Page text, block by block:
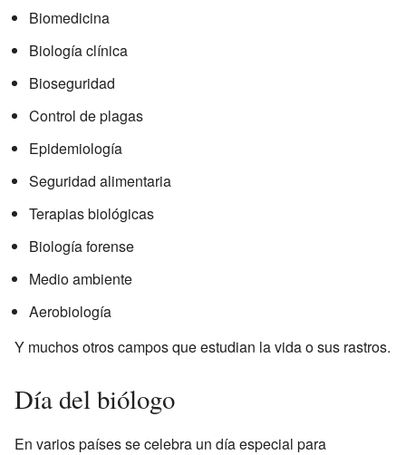
Biomedicina
Biología clínica
Bioseguridad
Control de plagas
Epidemiología
Seguridad alimentaria
Terapias biológicas
Biología forense
Medio ambiente
Aerobiología
Y muchos otros campos que estudian la vida o sus rastros.
Día del biólogo
En varios países se celebra un día especial para